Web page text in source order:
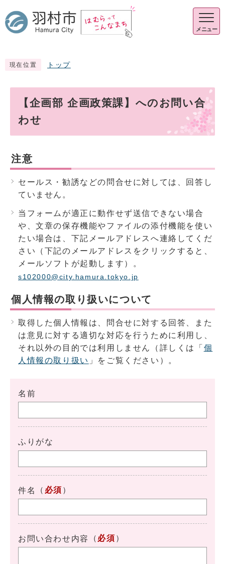
メニュー
現在位置 トップ
【企画部 企画政策課】へのお問い合
わせ
注意
セールス・勧誘などの問合せに対しては、回答し
ていません。
当フォームが適正に動作せず送信できない場合
や、文章の保存機能やファイルの添付機能を使い
たい場合は、下記メールアドレスへ連絡してくだ
さい（下記のメールアドレスをクリックすると、
メールソフトが起動します）。
s102000@city.hamura.tokyo.jp
個人情報の取り扱いについて
取得した個人情報は、問合せに対する回答、また
は意見に対する適切な対応を行うために利用し、
それ以外の目的では利用しません（詳しくは「 個
人情報の取り扱い 」をご覧ください）。
名前
ふりがな
件名 （ 必須 ）
お問い合わせ内容 （ 必須 ）